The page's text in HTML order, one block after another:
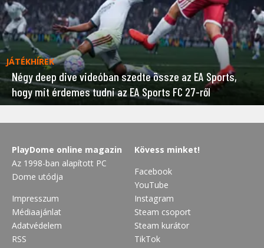
JÁTÉKHÍREK
Négy deep dive videóban szedte össze az EA Sports,
hogy mit érdemes tudni az EA Sports FC 27-ről
PlayDome online magazin
Az 1998-ban alapított PC
Dome utódja
Impresszum
Médiaajánlat
Adatvédelem
RSS
Kövess minket!
Facebook
YouTube
Instagram
Steam csoport
Steam kurátor
TikTok